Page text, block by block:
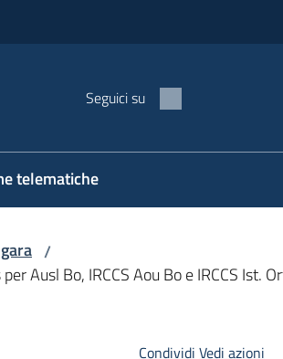
Seguici su
telematiche
/
Ausl Bo, IRCCS Aou Bo e IRCCS Ist.
Condividi Vedi azioni